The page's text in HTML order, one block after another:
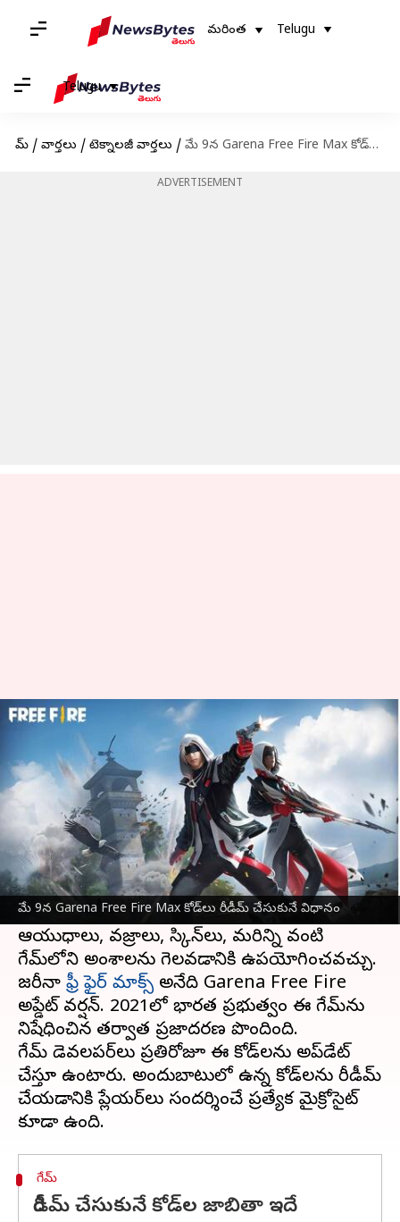
మరింత Telugu
Telugu
హోమ్ / వార్తలు / టెక్నాలజీ వార్తలు / మే 9న Garena Free Fire Max కోడ్‌లు రీడీమ్ చేసుకునే విధానం
ADVERTISEMENT
మే 9న Garena Free Fire Max కోడ్‌లు రీడీమ్ చేసుకునే విధానం
మే 9న Garena Free Fire Max
కోడ్‌లు రీడీమ్ చేసుకునే విధానం
వ్రాసిన వారు Sirish Praharaju May 09, 2024 08:44 am
ఈ వార్తాకథనం ఏంటి
మే 9వ తేదీకి సంబంధించిన Garena Free Fire Max
రీడీమ్ కోడ్‌లను డెవలపర్లు విడుదల చేశారు.
Garena Free Fire Max రీడీమ్ కోడ్‌లు
ఆయుధాలు, వజ్రాలు, స్కిన్‌లు, మరిన్ని వంటి
గేమ్‌లోని అంశాలను గెలవడానికి ఉపయోగించవచ్చు.
జరీనా ఫ్రీ ఫైర్ మాక్స్ అనేది Garena Free Fire
అప్డేట్ వర్షన్. 2021లో భారత ప్రభుత్వం ఈ గేమ్‌ను
నిషేధించిన తర్వాత ప్రజాదరణ పొందింది.
గేమ్ డెవలపర్‌లు ప్రతిరోజూ ఈ కోడ్‌లను అప్‌డేట్
చేస్తూ ఉంటారు. అందుబాటులో ఉన్న కోడ్‌లను రీడీమ్
చేయడానికి ప్లేయర్‌లు సందర్శించే ప్రత్యేక మైక్రోసైట్
గేమ్
రీడీమ్ చేసుకునే కోడ్‌ల జాబితా ఇదే